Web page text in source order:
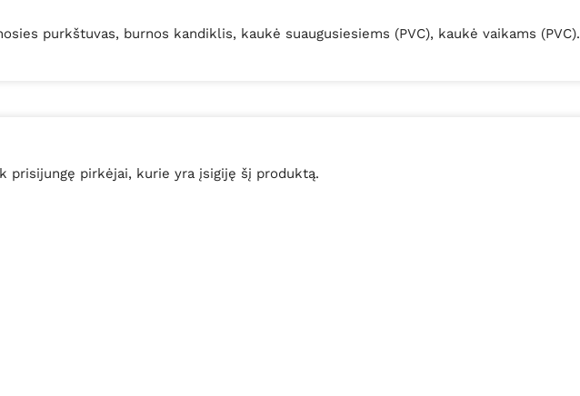
purkštuvas, burnos kandiklis, kaukė suaugusiesiems (PVC), kaukė vaikams (PVC).
prisijungę pirkėjai, kurie yra įsigiję šį produktą.